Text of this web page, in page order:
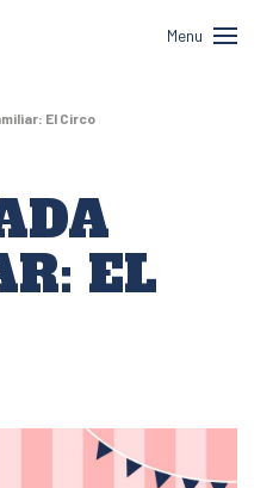
Menu
El Circo
EL